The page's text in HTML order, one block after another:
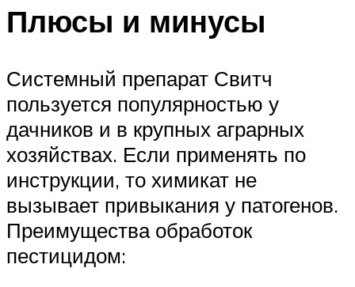
Плюсы и минусы
Системный препарат Свитч
пользуется популярностью у
дачников и в крупных аграрных
хозяйствах. Если применять по
инструкции, то химикат не
вызывает привыкания у патогенов.
Преимущества обработок
пестицидом: